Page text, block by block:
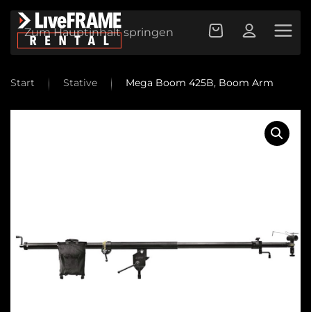
Zum Hauptinhalt springen
Start Stative Mega Boom 425B, Boom Arm